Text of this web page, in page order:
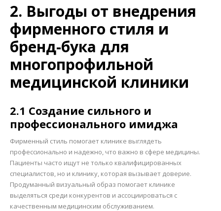
2. Выгоды от внедрения
фирменного стиля и
бренд-бука для
многопрофильной
медицинской клиники
2.1 Создание сильного и
профессионального имиджа
Фирменный стиль помогает клинике выглядеть
профессионально и надежно, что важно в сфере медицины.
Пациенты часто ищут не только квалифицированных
специалистов, но и клинику, которая вызывает доверие.
Продуманный визуальный образ помогает клинике
выделяться среди конкурентов и ассоциироваться с
качественным медицинским обслуживанием.